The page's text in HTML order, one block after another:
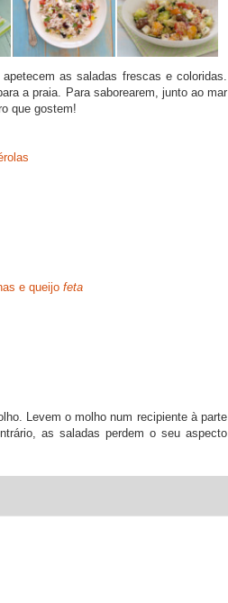
as saladas frescas e coloridas.
a praia. Para saborearem, junto ao mar
que gostem!
e queijo feta
Levem o molho num recipiente à parte
as saladas perdem o seu aspecto